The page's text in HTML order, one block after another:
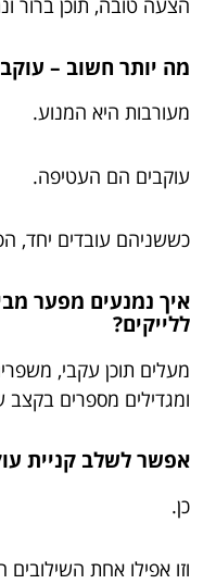
הצעה טובה, תוכן ברור
מה יותר חשוב –
מעורבות היא המנוע.
עוקבים הם העטיפה.
כששניהם עובדים יחד,
איך נמנעים מפער
ללייקים?
ומגדילים מספרים
אפשר לשלב קניית
כן.
וזו אפילו אחת השילובים